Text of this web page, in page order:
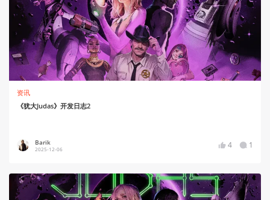
资讯
《犹大Judas》开发日志2
Barik
2025-12-06 4 1